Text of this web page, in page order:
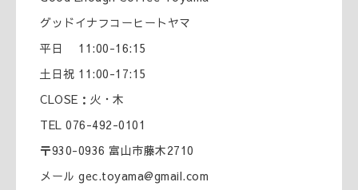
グッドイナフコーヒートヤマ
平日 11:00-16:15
土日祝 11:00-17:15
CLOSE：火・木
TEL 076-492-0101
〒930-0936 富山市藤木2710
メール gec.toyama@gmail.com